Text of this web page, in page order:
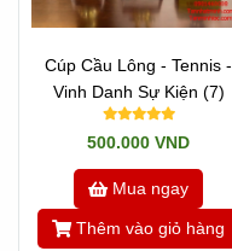
Cúp Cầu Lông - Tennis -
Vinh Danh Sự Kiện (7)
500.000 VND
Mua ngay
Thêm vào giỏ hàng